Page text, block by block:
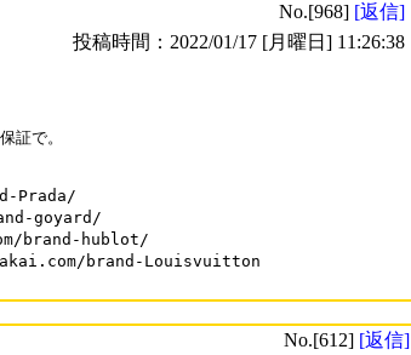
No.[968] [返信]
投稿時間：2022/01/17 [月曜日] 11:26:38
証で。
Prada/
goyard/
brand-hublot/
brand-Louisvuitton
No.[612] [返信]